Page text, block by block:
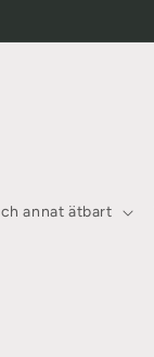
annat ätbart